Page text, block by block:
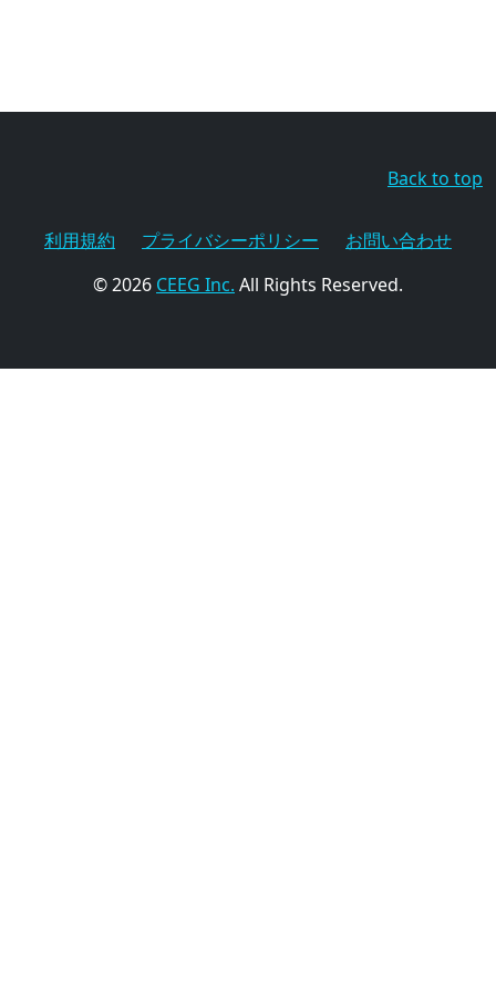
Back to top
利用規約 プライバシーポリシー
お問い合わせ
© 2026 CEEG Inc. All Rights Reserved.